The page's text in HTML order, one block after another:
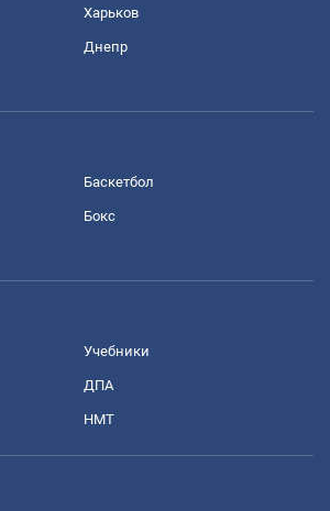
Харьков
Днепр
Баскетбол
Бокс
Учебники
ДПА
НМТ